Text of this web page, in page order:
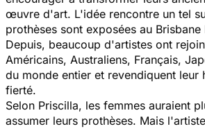
œuvre d'art. L'idée rencontre un tel
prothèses sont exposées au Brisbane
Depuis, beaucoup d'artistes ont
Américains, Australiens, Français,
du monde entier et revendiquent leur
fierté.
Selon Priscilla, les femmes auraient
assumer leurs prothèses. Mais